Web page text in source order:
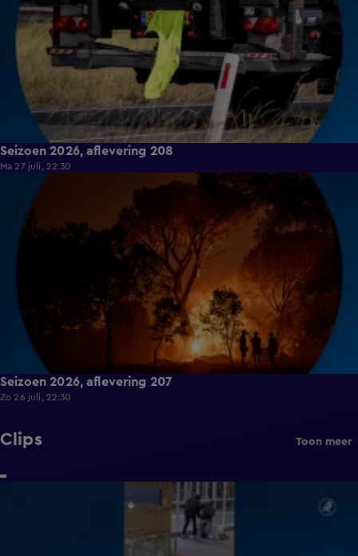
Seizoen 2026, aflevering 208
Ma 27 juli, 22:30
Seizoen 2026, aflevering 207
Zo 26 juli, 22:30
Clips Toon meer